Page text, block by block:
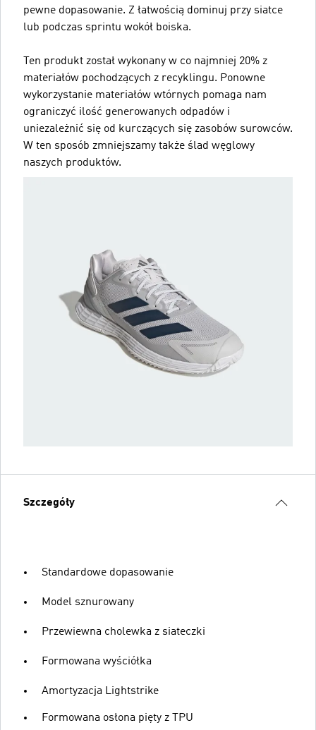
pewne dopasowanie. Z łatwością dominuj przy siatce
lub podczas sprintu wokół boiska.
Ten produkt został wykonany w co najmniej 20% z
materiałów pochodzących z recyklingu. Ponowne
wykorzystanie materiałów wtórnych pomaga nam
ograniczyć ilość generowanych odpadów i
uniezależnić się od kurczących się zasobów surowców.
W ten sposób zmniejszamy także ślad węglowy
naszych produktów.
Szczegóły
Standardowe dopasowanie
Model sznurowany
Przewiewna cholewka z siateczki
Formowana wyściółka
Amortyzacja Lightstrike
Formowana osłona pięty z TPU